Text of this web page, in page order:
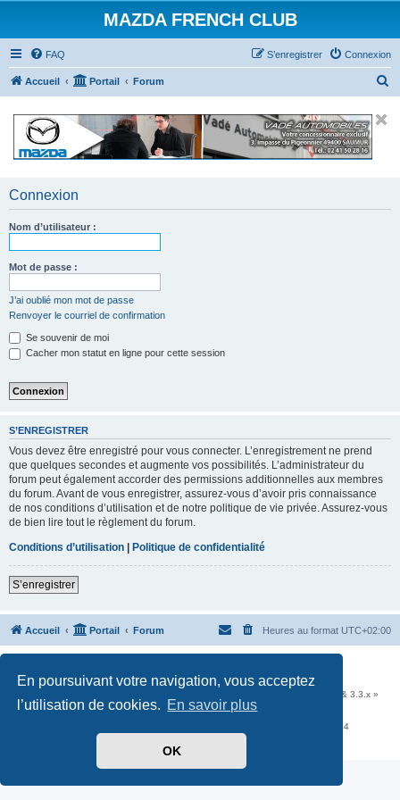
En poursuivant votre navigation, vous acceptez
l’utilisation de cookies. En savoir plus
OK
MAZDA FRENCH CLUB
FAQ Connexion
S’enregistrer
Accueil Portail Forum
c
Connexion
Nom d’utilisateur :
Mot de passe :
J’ai oublié mon mot de passe
Renvoyer le courriel de confirmation
Se souvenir de moi
Cacher mon statut en ligne pour cette session
S’ENREGISTRER
Vous devez être enregistré pour vous connecter. L’enregistrement ne prend
que quelques secondes et augmente vos possibilités. L’administrateur du
forum peut également accorder des permissions additionnelles aux membres
du forum. Avant de vous enregistrer, assurez-vous d’avoir pris connaissance
de nos conditions d’utilisation et de notre politique de vie privée. Assurez-vous
de bien lire tout le règlement du forum.
Conditions d’utilisation
Politique de confidentialité
S’enregistrer
Accueil Portail Forum Heures au format UTC+02:00
Traduit parphpBB-fr.com
: « Traductions d'extensions & styles pour phpBB 3.2.x & 3.3.x »
Forum hébergé par les services d’Infomaniak Network SA
Avenue de la Praille, 26 - 1227 Carouge - Suisse - tél +41 22 820 35 44